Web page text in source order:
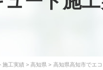
施工実績 高知県 高知県高知市でエ